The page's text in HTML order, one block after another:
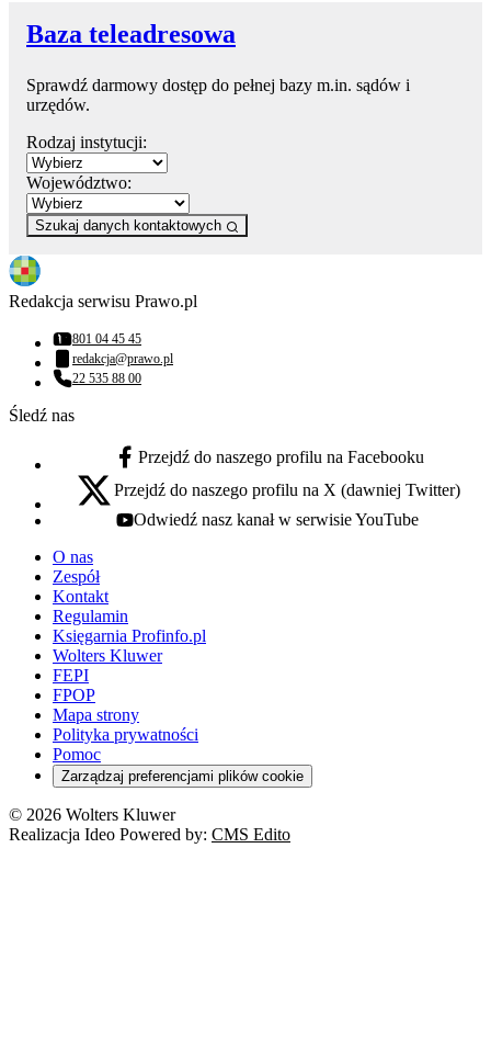
Baza teleadresowa
Sprawdź darmowy dostęp do pełnej bazy m.in. sądów i
urzędów.
Rodzaj instytucji:
Województwo:
Szukaj danych kontaktowych
Redakcja serwisu Prawo.pl
Numer telefonu:
801 04 45 45
Adres email:
redakcja@prawo.pl
Numer telefonu:
22 535 88 00
Śledź nas
facebook - otwiera się w nowej karcie
Przejdź do naszego profilu na Facebooku
x - otwiera się w nowej karcie
Przejdź do naszego profilu na X (dawniej Twitter)
youtube - otwiera się w nowej karcie
Odwiedź nasz kanał w serwisie YouTube
O nas
Zespół
Kontakt
Regulamin
Księgarnia Profinfo.pl
Wolters Kluwer
FEPI
FPOP
Mapa strony
Polityka prywatności
Pomoc
Zarządzaj preferencjami plików cookie
© 2026 Wolters Kluwer
Realizacja Ideo Powered by: CMS Edito